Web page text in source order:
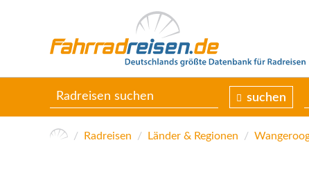
suchen
Radreisen Länder & Regionen